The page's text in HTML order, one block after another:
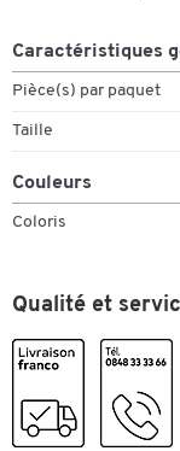
Caractéristiques
Pièce(s) par paquet
Taille
Couleurs
Coloris
Qualité et